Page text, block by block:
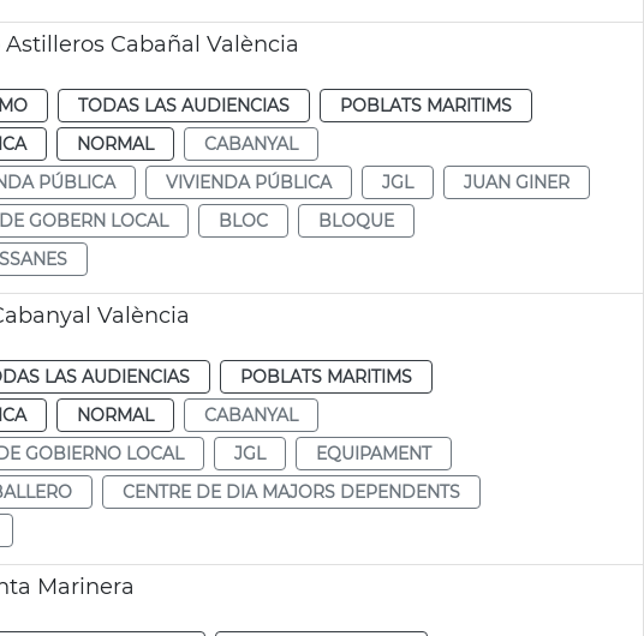
Cabañal València
TODAS LAS AUDIENCIAS
POBLATS MARITIMS
NORMAL
CABANYAL
PÚBLICA VIVIENDA PÚBLICA JGL
JUAN GINER
GOBERN LOCAL BLOC
BLOQUE
València
LAS AUDIENCIAS
POBLATS MARITIMS
NORMAL
CABANYAL
GOBIERNO LOCAL JGL
EQUIPAMENT
CENTRE DE DIA MAJORS DEPENDENTS
Marinera